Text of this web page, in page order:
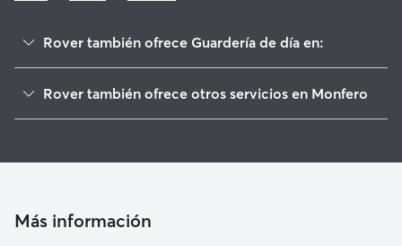
Rover también ofrece Guardería de día en:
A Capela
Pontedeume
Rover también ofrece otros servicios en Monfero
Cuidadores a domicilio en Monfero
Más información